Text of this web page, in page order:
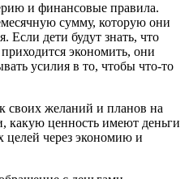
и финансовые правила.
сумму, которую они
Если дети будут знать, что
экономить, они
усилия в то, чтобы что-то
своих желаний и планов на
какую ценность имеют деньги
целей через экономию и